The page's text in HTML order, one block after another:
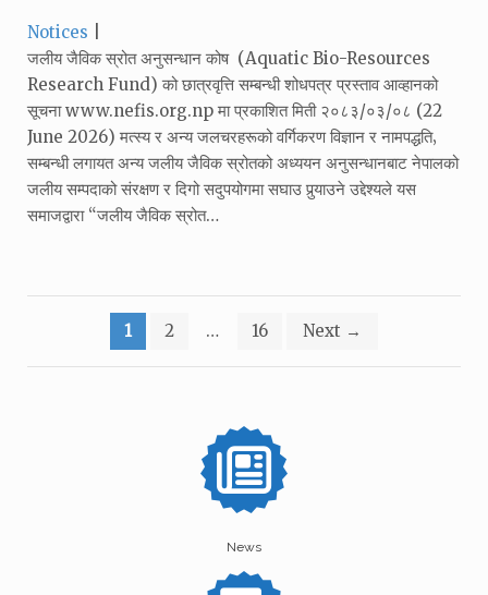
Categories:
Notices
जलीय जैविक स्रोत अनुसन्धान कोष (Aquatic Bio-Resources
Research Fund) को छात्रवृत्ति सम्बन्धी शोधपत्र प्रस्ताव आव्हानको
सूचना www.nefis.org.np मा प्रकाशित मिती २०८३/०३/०८ (22
June 2026) मत्स्य र अन्य जलचरहरूको वर्गिकरण विज्ञान र नामपद्धति‚
सम्बन्धी लगायत अन्य जलीय जैविक स्रोतको अध्ययन अनुसन्धानबाट नेपालको
जलीय सम्पदाको संरक्षण र दिगो सदुपयोगमा सघाउ पुर्‍याउने उद्देश्यले यस
समाजद्वारा “जलीय जैविक स्रोत…
pagination
1 2 … 16 Next →
News